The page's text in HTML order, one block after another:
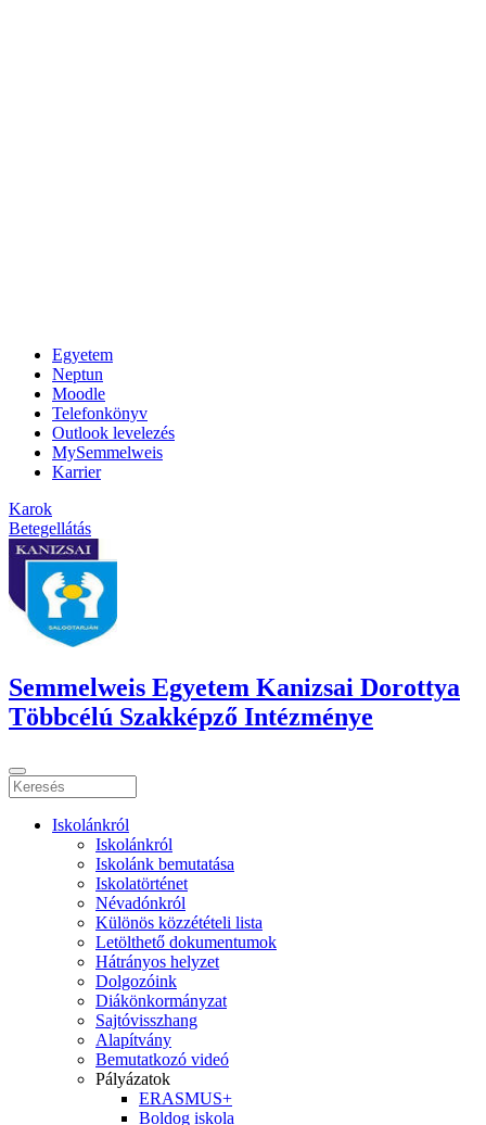
Egyetem
Neptun
Moodle
Telefonkönyv
Outlook levelezés
MySemmelweis
Karrier
Karok
Betegellátás
Semmelweis Egyetem Kanizsai Dorottya
Többcélú Szakképző Intézménye
Iskolánkról
Iskolánkról
Iskolánk bemutatása
Iskolatörténet
Névadónkról
Különös közzétételi lista
Letölthető dokumentumok
Hátrányos helyzet
Dolgozóink
Diákönkormányzat
Sajtóvisszhang
Alapítvány
Bemutatkozó videó
Pályázatok
ERASMUS+
Boldog iskola